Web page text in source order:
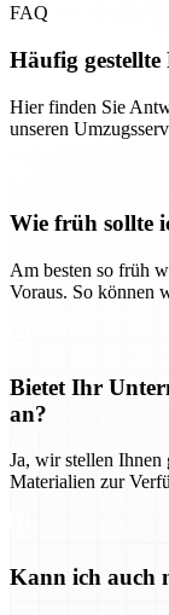
FAQ
Häufig gestellte
Hier finden Sie
unseren
Wie früh sollte
Am besten so früh
Voraus. So können
Bietet Ihr
an?
Ja, wir stellen Ihnen
Materialien zur
Kann ich auch